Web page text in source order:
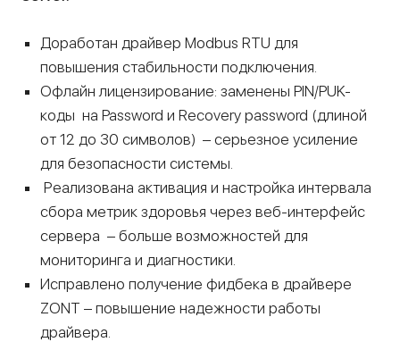
Доработан драйвер Modbus RTU для
повышения стабильности подключения.
Офлайн лицензирование: заменены PIN/PUK-
коды на Password и Recovery password (длиной
от 12 до 30 символов) – серьезное усиление
для безопасности системы.
Реализована активация и настройка интервала
сбора метрик здоровья через веб-интерфейс
сервера – больше возможностей для
мониторинга и диагностики.
Исправлено получение фидбека в драйвере
ZONT – повышение надежности работы
драйвера.